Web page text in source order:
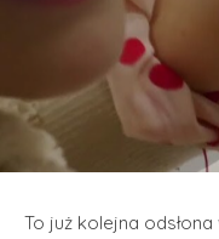
To już kolejna